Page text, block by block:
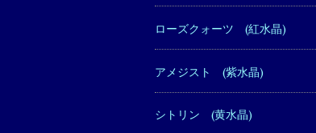
ローズクォーツ (紅水晶)
アメジスト (紫水晶)
シトリン (黄水晶)